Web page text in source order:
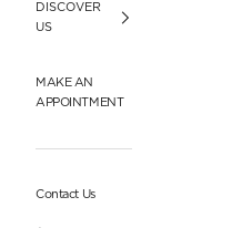
DISCOVER
US
MAKE AN
APPOINTMENT
Contact Us